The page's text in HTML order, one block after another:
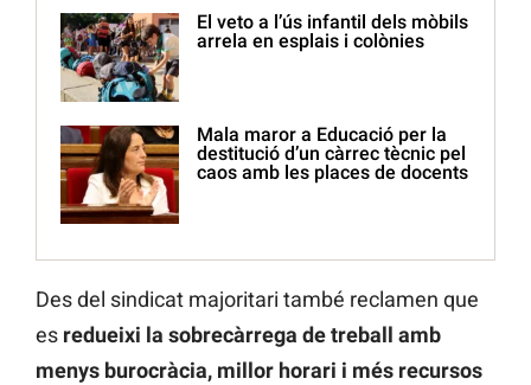
El veto a l’ús infantil dels mòbils
arrela en esplais i colònies
Mala maror a Educació per la
destitució d’un càrrec tècnic pel
caos amb les places de docents
Des del sindicat majoritari també reclamen que
es redueixi la sobrecàrrega de treball amb
menys burocràcia, millor horari i més recursos